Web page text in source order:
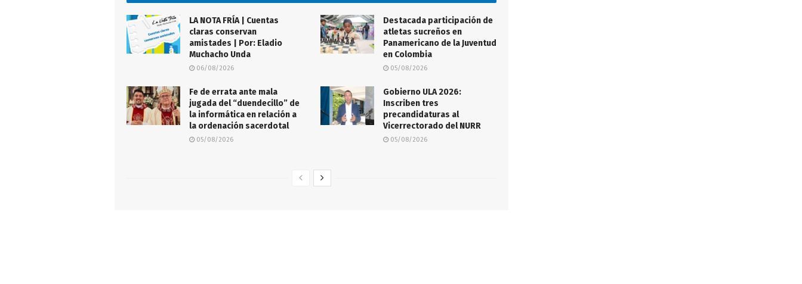
LA NOTA FRÍA | Cuentas
claras conservan
amistades | Por: Eladio
Muchacho Unda
06/08/2026
Destacada participación de
atletas sucreños en
Panamericano de la Juventud
en Colombia
05/08/2026
Fe de errata ante mala
jugada del “duendecillo” de
la informática en relación a
la ordenación sacerdotal
05/08/2026
Gobierno ULA 2026:
Inscriben tres
precandidaturas al
Vicerrectorado del NURR
05/08/2026